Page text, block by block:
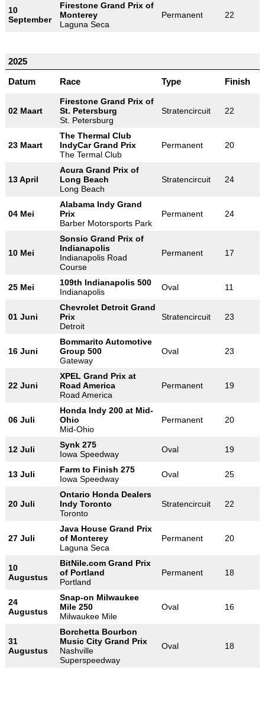
10
September
Firestone Grand Prix of
Monterey
Laguna Seca
Permanent 22
2025
Datum
Race Type Finish
02 Maart
Firestone Grand Prix of
St. Petersburg
St. Petersburg
Stratencircuit 22
23 Maart
The Thermal Club
IndyCar Grand Prix
The Termal Club
Permanent 20
13 April
Acura Grand Prix of
Long Beach
Long Beach
Stratencircuit 24
04 Mei
Alabama Indy Grand
Prix
Barber Motorsports Park
Permanent 24
10 Mei
Sonsio Grand Prix of
Indianapolis
Indianapolis Road
Course
Permanent 17
25 Mei
109th Indianapolis 500
Indianapolis
Oval 11
01 Juni
Chevrolet Detroit Grand
Prix
Detroit
Stratencircuit 23
16 Juni
Bommarito Automotive
Group 500
Gateway
Oval 23
22 Juni
XPEL Grand Prix at
Road America
Road America
Permanent 19
06 Juli
Honda Indy 200 at Mid-
Ohio
Mid-Ohio
Permanent 20
12 Juli
Synk 275
Iowa Speedway
Oval 19
13 Juli
Farm to Finish 275
Iowa Speedway
Oval 25
20 Juli
Ontario Honda Dealers
Indy Toronto
Toronto
Stratencircuit 22
27 Juli
Java House Grand Prix
of Monterey
Laguna Seca
Permanent 20
10
Augustus
BitNile.com Grand Prix
of Portland
Portland
Permanent 18
24
Augustus
Snap-on Milwaukee
Mile 250
Milwaukee Mile
Oval 16
31
Augustus
Borchetta Bourbon
Music City Grand Prix
Nashville
Superspeedway
Oval 18